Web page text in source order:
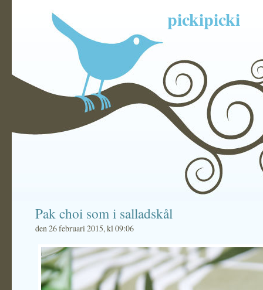
pickipicki
Pak choi som i salladskål
den 26 februari 2015, kl 09:06